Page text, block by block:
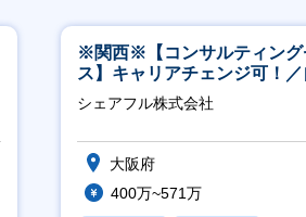
※関西※【コンサルティング
ス】キャリアチェンジ可！
ービス『シェアフル』の営業
シェアフル株式会社
大阪府
400万~571万